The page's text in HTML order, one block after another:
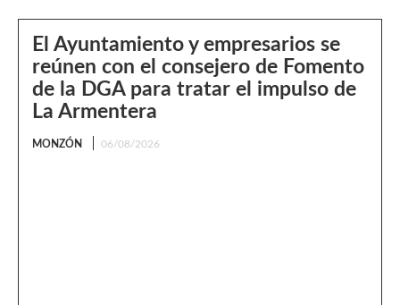
El Ayuntamiento y empresarios se
reúnen con el consejero de Fomento
de la DGA para tratar el impulso de
La Armentera
MONZÓN 06/08/2026